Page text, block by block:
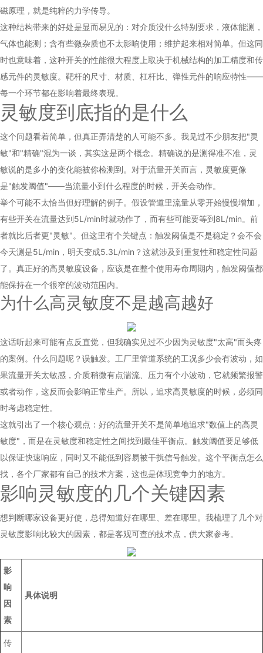
磁原理，就是纯粹的力学传导。
这种结构带来的好处是显而易见的：对介质没什么特别要求，液体能测，
气体也能测；含有些微杂质也不太影响使用；维护起来相对简单。但这同
时也意味着，这种开关的性能很大程度上取决于机械结构的加工精度和传
感元件的灵敏度。靶杆的尺寸、材质、杠杆比、弹性元件的响应特性——
每一个环节都在影响着最终表现。
灵敏度到底指的是什么
这个问题看着简单，但真正弄清楚的人可能不多。我见过不少朋友把"灵
敏"和"精确"混为一谈，其实这是两个概念。精确说的是测得准不准，灵
敏说的是多小的变化能被你检测到。对于流量开关而言，灵敏度更像
是"触发阈值"——当流量小到什么程度的时候，开关会动作。
举个可能不太恰当但好理解的例子。假设管道里流量从零开始慢慢增加，
有些开关在流量达到5L/min时就动作了，而有些可能要等到8L/min。前
者就比后者更"灵敏"。但这里有个关键点：触发阈值是不是稳定？会不会
今天测是5L/min，明天变成5.3L/min？这就涉及到重复性和稳定性问题
了。真正好的高灵敏度设备，应该是在整个使用寿命周期内，触发阈值都
能保持在一个很窄的波动范围内。
为什么高灵敏度不是越高越好
这话听起来可能有点反直觉，但我确实见过不少因为灵敏度"太高"而头疼
的案例。什么问题呢？误触发。工厂里管道系统的工况多少会有波动，如
果流量开关太敏感，介质稍微有点湍流、压力有个小波动，它就频繁报警
或者动作，这反而会影响正常生产。所以，追求高灵敏度的时候，必须同
时考虑稳定性。
这就引出了一个核心观点：好的流量开关不是简单地追求"数值上的高灵
敏度"，而是在灵敏度和稳定性之间找到最佳平衡点。触发阈值要足够低
以保证快速响应，同时又不能低到容易被干扰信号触发。这个平衡点怎么
找，各个厂家都有自己的技术方案，这也是体现竞争力的地方。
影响灵敏度的几个关键因素
想判断哪家设备更好使，总得知道好在哪里、差在哪里。我梳理了几个对
灵敏度影响比较大的因素，都是客观可查的技术点，供大家参考。
影
响
因
素
具体说明
传